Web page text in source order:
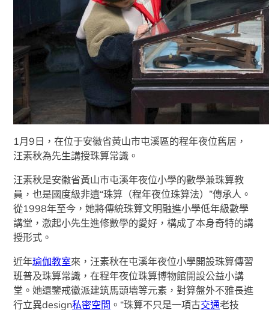
1月9日，在位于安徽省黃山市屯溪區的程年夜位舊居，
汪素秋為先生講授珠算常識。
汪素秋是安徽省黃山市屯溪年夜位小學的數學兼珠算教
員，也是國度級非遺“珠算（程年夜位珠算法）”傳承人。
從1998年至今，她將傳統珠算文明融進小學低年級數學
講堂，激起小先生進修數學的愛好，構成了本身奇特的講
授形式。
近年瑜伽教室來，汪素秋在屯溪年夜位小學開設珠算傳習
班普及珠算常識，在程年夜位珠算博物館開設公益小講
堂。她還鑒戒徽派建筑馬頭墻等元素，對算盤外不雅長進
行立異design私密空間 。“珠算不只是一項古交通老技